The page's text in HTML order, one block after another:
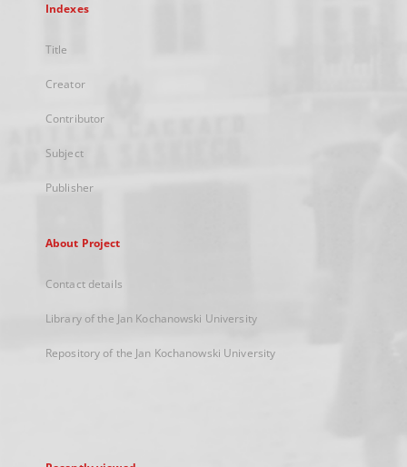
Indexes
Title
Creator
Contributor
Subject
Publisher
About Project
Contact details
Library of the Jan Kochanowski University
Repository of the Jan Kochanowski University